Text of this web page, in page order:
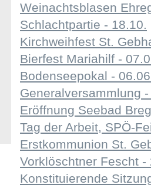
Weinachtsblasen
Schlachtpartie - 18.10.
Kirchweihfest St.
Bierfest Mariahilf -
Bodenseepokal -
Generalversammlung
Eröffnung Seebad
Tag der Arbeit, SPÖ-
Erstkommunion St.
Vorklöschtner Fescht -
Konstituierende